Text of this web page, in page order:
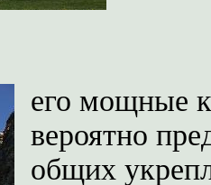
его мощные
вероятно
общих